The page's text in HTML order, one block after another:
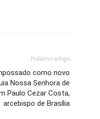
Próximo artigo
como novo
Nossa Senhora de
Paulo Cezar Costa,
arcebispo de Brasília